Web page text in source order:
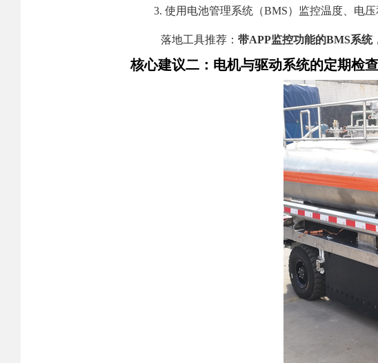
使用电池管理系统（BMS）监控温度、电
落地工具推荐：带APP监控功能的BMS系统
核心建议二：电机与驱动系统的定期检查